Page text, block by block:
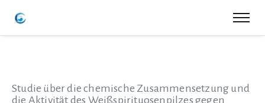
Studie über die chemische Zusammensetzung und
die Aktivität des Weißspirituosenpilzes gegen